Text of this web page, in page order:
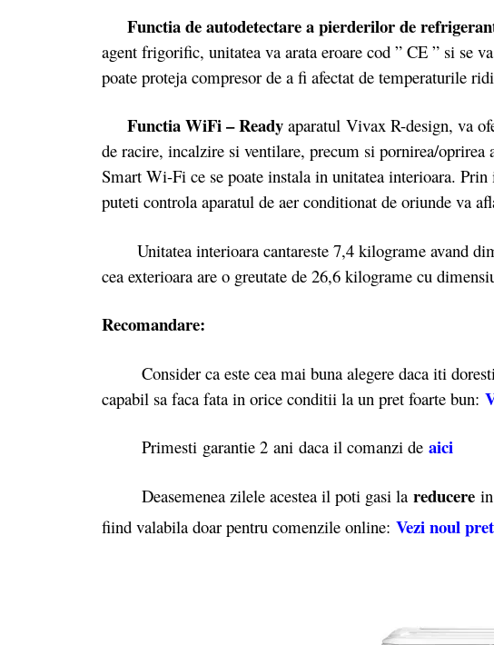
Functia de autodetectare a pierderilor de
agent frigorific, unitatea va arata eroare cod ” CE ” si se
poate proteja compresor de a fi afectat de temperaturile
Functia WiFi – Ready aparatul Vivax R-design, va
de racire, incalzire si ventilare, precum si pornirea/
Smart Wi-Fi ce se poate instala in unitatea interioara.
puteti controla aparatul de aer conditionat de oriunde va
Unitatea interioara cantareste 7,4 kilograme avand
cea exterioara are o greutate de 26,6 kilograme cu
Recomandare:
Consider ca este cea mai buna alegere daca iti
capabil sa faca fata in orice conditii la un pret foarte bun:
Primesti garantie 2 ani daca il comanzi de aici
Deasemenea zilele acestea il poti gasi la reducere
fiind valabila doar pentru comenzile online: Vezi noul pret